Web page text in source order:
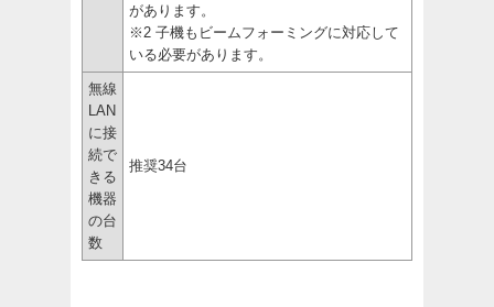
があります。
※2 子機もビームフォーミングに対応して
いる必要があります。
無線
LAN
に接
続で
きる
機器
の台
数
推奨34台